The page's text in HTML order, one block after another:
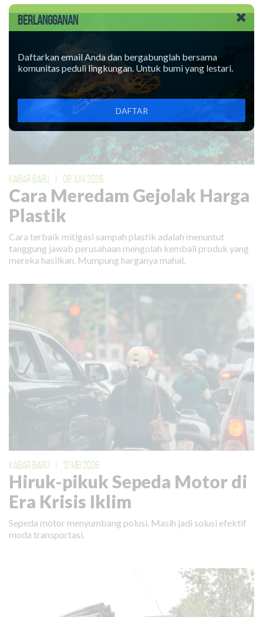
BERLANGGANAN
Daftarkan email Anda dan bergabunglah bersama
komunitas peduli lingkungan. Untuk bumi yang lestari.
DAFTAR
KABAR BARU 08 JUNI 2026
Cara Meredam Gejolak Harga
Plastik
Cara terbaik mitigasi sampah plastik adalah menuntut
tanggung jawab perusahaan mengolah kembali produk yang
mereka hasilkan. Mumpung harganya mahal.
KABAR BARU 12 MEI 2026
Hiruk-pikuk Sepeda Motor di
Era Krisis Iklim
Sepeda motor menyumbang polusi. Masih jadi solusi efektif
moda transportasi.